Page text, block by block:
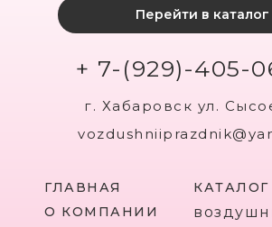
ГЛАВНАЯ
Перейти в каталог
+ 7-(929)-405-
г. Хабаровск ул.
О КОМПАНИИ
КАТАЛОГ